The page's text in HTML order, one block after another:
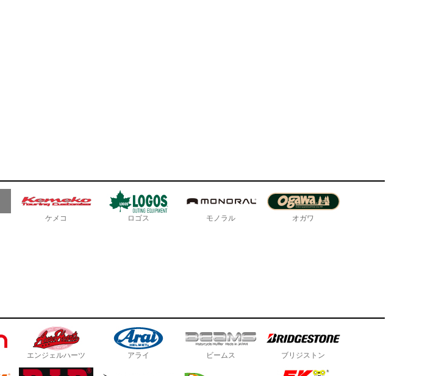
ケメコ ロゴス モノラル オガワ
エンジェルハーツ アライ ビームス ブリジストン